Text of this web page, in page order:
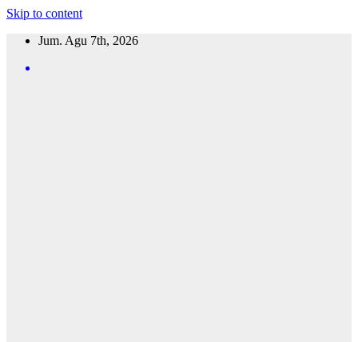
Skip to content
Jum. Agu 7th, 2026